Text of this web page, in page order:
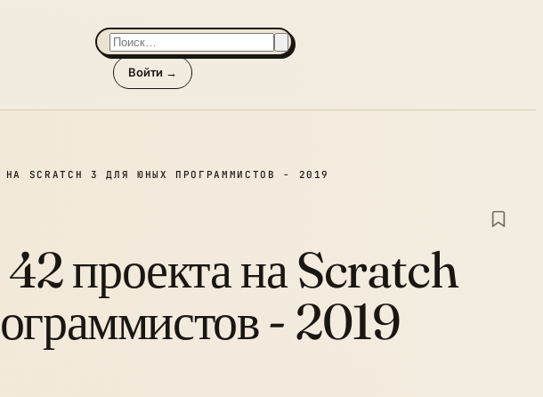
Войти →
SCRATCH 3 ДЛЯ ЮНЫХ ПРОГРАММИСТОВ - 2019
проекта на Scratch
- 2019